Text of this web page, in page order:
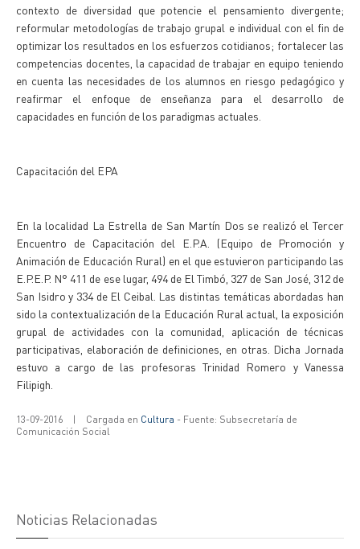
contexto de diversidad que potencie el pensamiento divergente;
reformular metodologías de trabajo grupal e individual con el fin de
optimizar los resultados en los esfuerzos cotidianos; fortalecer las
competencias docentes, la capacidad de trabajar en equipo teniendo
en cuenta las necesidades de los alumnos en riesgo pedagógico y
reafirmar el enfoque de enseñanza para el desarrollo de
capacidades en función de los paradigmas actuales.
Capacitación del EPA
En la localidad La Estrella de San Martín Dos se realizó el Tercer
Encuentro de Capacitación del E.P.A. (Equipo de Promoción y
Animación de Educación Rural) en el que estuvieron participando las
E.P.E.P. N° 411 de ese lugar, 494 de El Timbó, 327 de San José, 312 de
San Isidro y 334 de El Ceibal. Las distintas temáticas abordadas han
sido la contextualización de la Educación Rural actual, la exposición
grupal de actividades con la comunidad, aplicación de técnicas
participativas, elaboración de definiciones, en otras. Dicha Jornada
estuvo a cargo de las profesoras Trinidad Romero y Vanessa
Filipigh.
13-09-2016 | Cargada en Cultura - Fuente: Subsecretaría de
Comunicación Social
Noticias Relacionadas